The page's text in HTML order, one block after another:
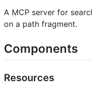
A MCP server for
on a path fragment.
Components
Resources